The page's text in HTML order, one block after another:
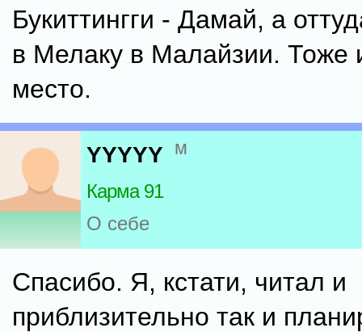
Букиттингги - Дамай, а
в Мелаку в Малайзии. Тоже
место.
YYYYY м
Карма 91
О себе
Спасибо. Я, кстати, читал и
приблизительно так и